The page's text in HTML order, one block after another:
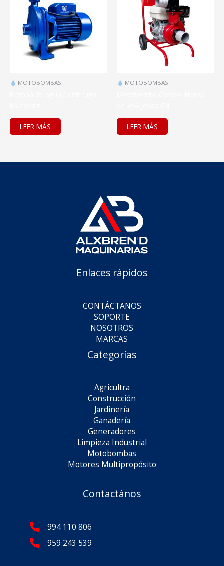
MOTOBOMBAS
LEER MÁS
MOTOBOMBAS
LEER MÁS
Enlaces rápidos
CONTÁCTANOS
SOPORTE
NOSOTROS
MARCAS
Categorías
Agricultra
Construcción
Jardinería
Ganadería
Generadores
Limpieza Industrial
Motobombas
Motores Multipropósito
Contactános
994 110 806
959 243 539